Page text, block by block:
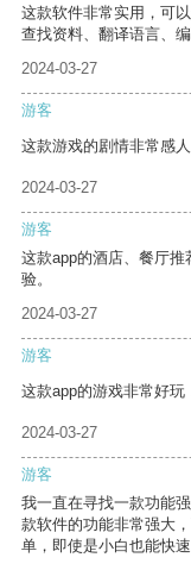
这款软件非常实用，可
查找资料、翻译语言、编
2024-03-27
游客
这款游戏的剧情非常感
2024-03-27
游客
这款app的酒店、餐厅
验。
2024-03-27
游客
这款app的游戏非常好玩
2024-03-27
游客
我一直在寻找一款功能
款软件的功能非常强大
单，即使是小白也能快速